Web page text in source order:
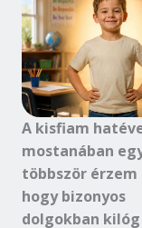
A kisfiam
mostanában
többször érzem
hogy bizonyos
dolgokban kilóg